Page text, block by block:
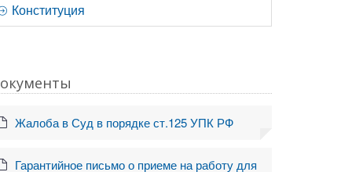
Конституция
Жалоба в Суд в порядке ст.125 УПК РФ
Гарантийное письмо о приеме на работу для